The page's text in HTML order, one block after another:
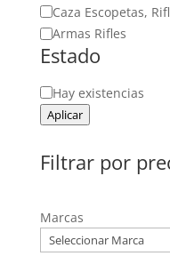
Caza Escopetas,
Armas Rifles
Estado
Estado
Hay existencias
Aplicar
Filtrar por
Marcas